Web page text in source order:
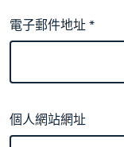
電子郵件地址*
個人網站網址